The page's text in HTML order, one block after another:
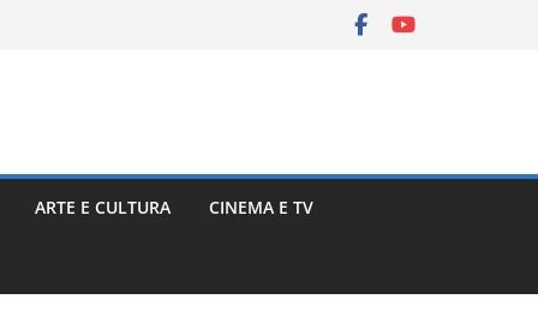
ARTE E CULTURA CINEMA E TV